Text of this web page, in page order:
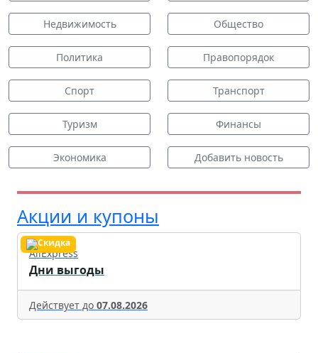
Недвижимость Общество
Политика Правопорядок
Спорт Транспорт
Туризм Финансы
Экономика Добавить новость
Акции и купоны
AliExpress
Дни выгоды
Действует до 07.08.2026